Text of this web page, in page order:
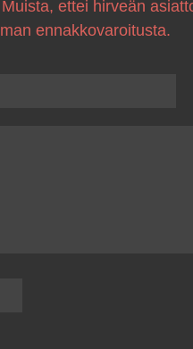
ettei hirveän
ennakkovaroitusta.